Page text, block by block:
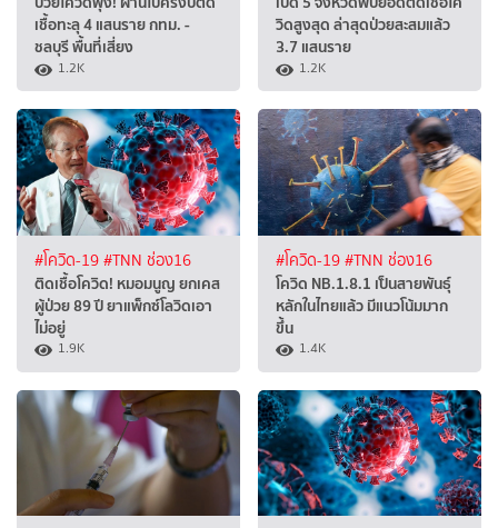
เชื้อทะลุ 4 แสนราย กทม. -
ชลบุรี พื้นที่เสี่ยง
1.2K
วิดสูงสุด ล่าสุดป่วยสะสมแล้ว
3.7 แสนราย
1.2K
#โควิด-19#TNN ช่อง16
ติดเชื้อโควิด! หมอมนูญ ยกเคส
ผู้ป่วย 89 ปี ยาแพ็กซ์โลวิดเอา
ไม่อยู่
1.9K
#โควิด-19#TNN ช่อง16
โควิด NB.1.8.1 เป็นสายพันธุ์
หลักในไทยแล้ว มีแนวโน้มมาก
ขึ้น
1.4K